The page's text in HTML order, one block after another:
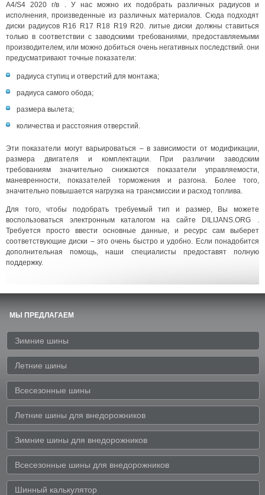
A4/S4 2020 г/в . У нас можно их подобрать различных радиусов и
исполнения, произведенные из различных материалов. Сюда подходят
диски радиусов R16 R17 R18 R19 R20. литые диски должны ставиться
только в соответствии с заводскими требованиями, предоставляемыми
производителем, или можно добиться очень негативных последствий. они
предусматривают точные показатели:
радиуса ступиц и отверстий для монтажа;
радиуса самого обода;
размера вылета;
количества и расстояния отверстий.
Эти показатели могут варьироваться – в зависимости от модификации,
размера двигателя и комплектации. При различии заводским
требованиям значительно снижаются показатели управляемости,
маневренности, показателей торможения и разгона. Более того,
значительно повышается нагрузка на трансмиссии и расход топлива.
Для того, чтобы подобрать требуемый тип и размер, Вы можете
воспользоваться электронным каталогом на сайте DILIJANS.ORG .
Требуется просто ввести основные данные, и ресурс сам выберет
соответствующие диски – это очень быстро и удобно. Если понадобится
дополнительная помощь, наши специалисты предоставят полную
поддержку.
МЫ ПРЕДЛАГАЕМ
Зимние шины
Летние шины
Всесезонные шины
Летние шины для внедорожников
Зимние шины для внедорожников
Всесезонные шины для внедорожников
Шинный калькулятор